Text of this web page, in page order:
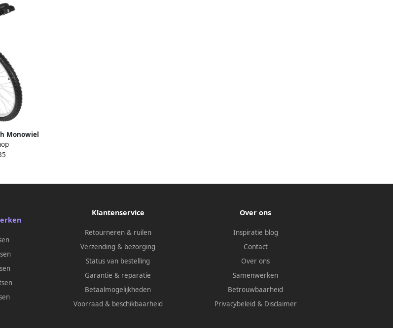
Monowiel
Fitness In
102 cm Zwart
Klantenservice
Retourneren & ruilen
Verzending & bezorging
Status van bestelling
Garantie & reparatie
Betaalmogelijkheden
Voorraad & beschikbaarheid
Over ons
Inspiratie blog
Contact
Over ons
Samenwerken
Betrouwbaarheid
Privacybeleid & Disclaimer